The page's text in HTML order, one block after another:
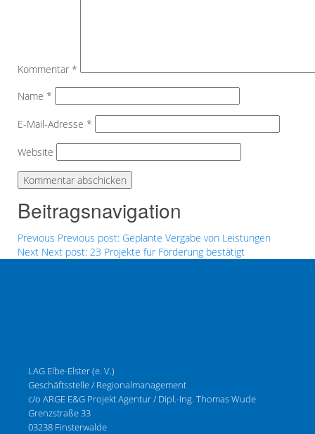
Kommentar *
Name *
E-Mail-Adresse *
Website
Beitragsnavigation
Previous Previous post: Geplante Vergabe von Leistungen
Next Next post: 23 Projekte für Förderung bestätigt
LAG Elbe-Elster (e. V.)
Geschäftsstelle / Regionalmanagement
c/o ARGE E&G Projekt Agentur / Dipl.-Ing. Thomas Wude
Grenzstraße 33
03238 Finsterwalde